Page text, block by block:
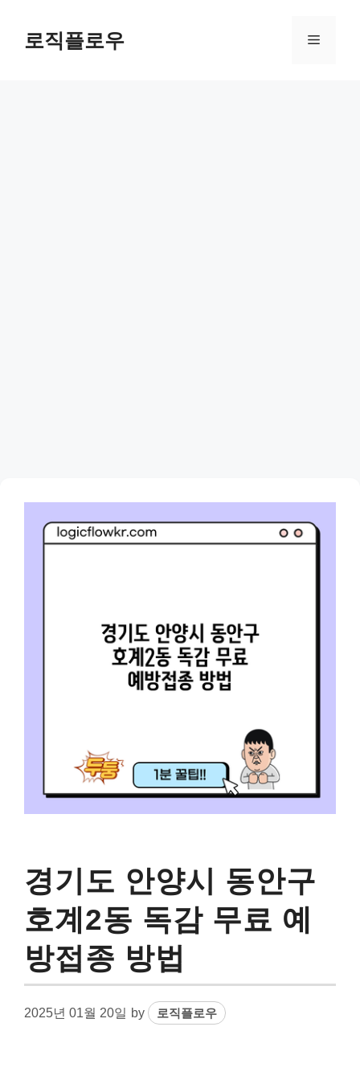
content로직플로우 Menu
경기도 안양시 동안구
호계2동 독감 무료 예
방접종 방법
2025년 01월 20일 by 로직플로우